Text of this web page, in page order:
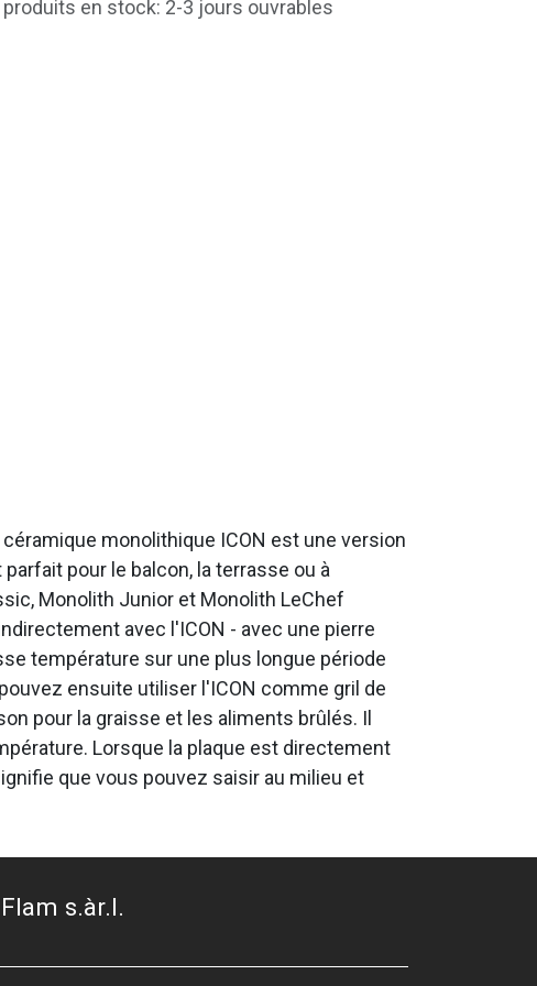
en stock: 2-3 jours ouvrables
monolithique ICON est une version
pour le balcon, la terrasse ou à
Monolith Junior et Monolith LeChef
avec l'ICON - avec une pierre
température sur une plus longue période
ensuite utiliser l'ICON comme gril de
pour la graisse et les aliments brûlés. Il
Lorsque la plaque est directement
que vous pouvez saisir au milieu et
s.àr.l.